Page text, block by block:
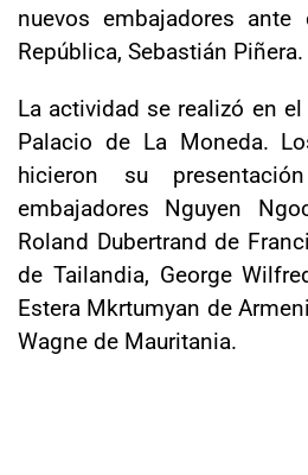
nuevos embajadores
República, Sebastián Piñera.
La actividad se realizó en
Palacio de La Moneda.
hicieron su
embajadores Nguyen
Roland Dubertrand de
de Tailandia, George
Estera Mkrtumyan de
Wagne de Mauritania.